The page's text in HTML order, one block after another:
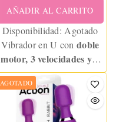
AÑADIR AL CARRITO
Disponibilidad: Agotado
Vibrador en U con doble
motor, 3 velocidades y 6
modos de vibración.
Control remoto
inalámbrico, resistente al
agua y recargable por
AGOTADO